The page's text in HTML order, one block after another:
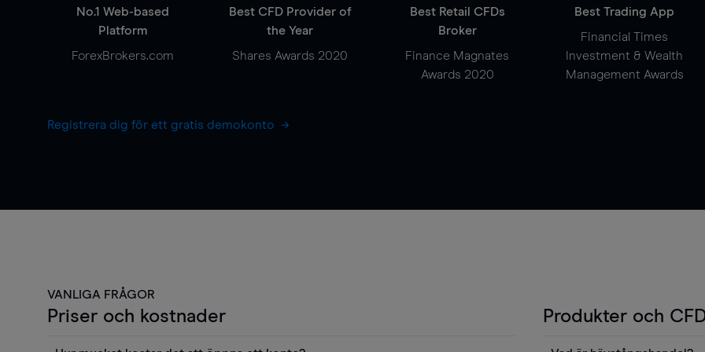
No.1 Web-based
Platform
ForexBrokers.com
Best CFD Provider of
the Year
Shares Awards 2020
Best Retail CFDs
Broker
Finance Magnates
Awards 2020
Best Trading App
Financial Times
Investment & Wealth
Management Awards
Registrera dig för ett gratis demokonto
VANLIGA FRÅGOR
Priser och kostnader Produkter och